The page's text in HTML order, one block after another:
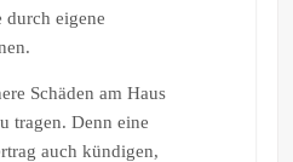
durch eigene
Schäden am Haus
tragen. Denn eine
auch kündigen,